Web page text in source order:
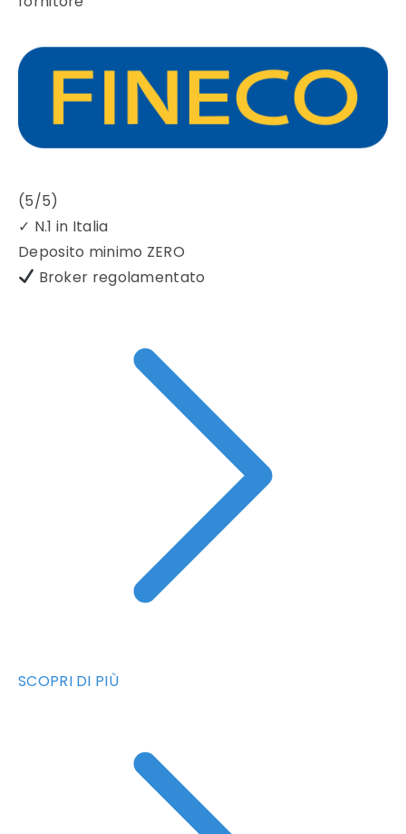
(5/5)
✓ N.1 in Italia
Deposito minimo ZERO
Broker regolamentato
SCOPRI DI PIÙ